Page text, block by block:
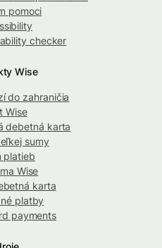
pomoci
checker
Wise
do zahraničia
Wise
debetná karta
sumy
platieb
Wise
karta
platby
payments